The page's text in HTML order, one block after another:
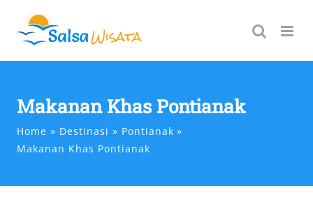
content
Makanan Khas Pontianak
Home Destinasi
Pontianak
Makanan Khas Pontianak